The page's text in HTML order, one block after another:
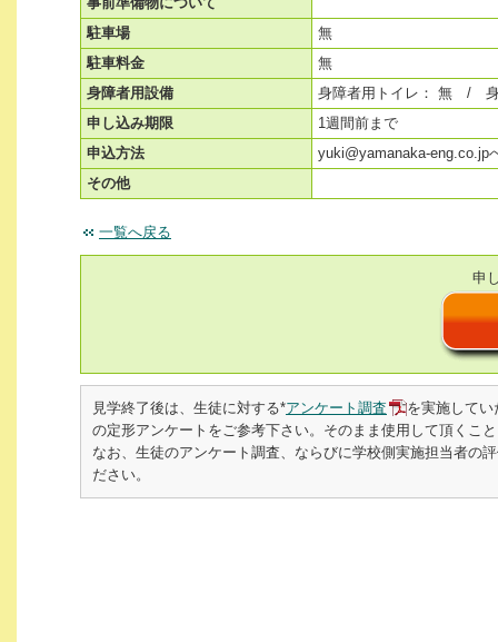
駐車場
無
駐車料金
無
身障者用設備
身障者用トイレ： 無 /
申し込み期限
1週間前まで
申込方法
yuki@yamanaka-eng.co.jp
その他
一覧へ戻る
申
見学終了後は、生徒に対する*アンケート調査
を実施して
の定形アンケートをご参考下さい。そのまま使用して頂くこ
なお、生徒のアンケート調査、ならびに学校側実施担当者の
ださい。